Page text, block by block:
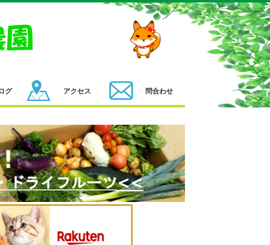
グ アクセス 問合わせ